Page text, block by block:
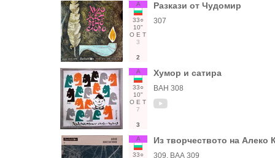
А
33○
10"
О Е Т
3
2
Разкази от Чудомир
307
А
33○
10"
О Е Т
7
3
Хумор и сатира
ВАН 308
А
33○
Из творчеството на Алеко
309, ВАА 309